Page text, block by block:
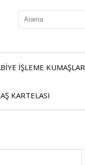
İŞLEME KUMAŞLAR
KARTELASI